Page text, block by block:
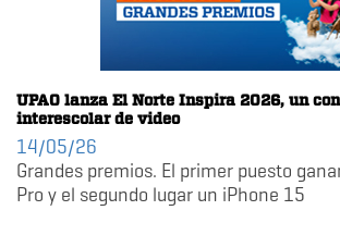
UPAO lanza El Norte Inspira 2026, un
interescolar de video
14/05/26
Grandes premios. El primer puesto
Pro y el segundo lugar un iPhone 15